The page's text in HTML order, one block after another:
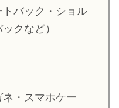
トバック・ショル
クなど）
ネ・スマホケー